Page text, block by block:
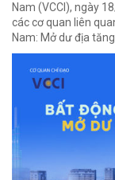
Nam (VCCI), ngày
các cơ quan liên
Nam: Mở dư địa